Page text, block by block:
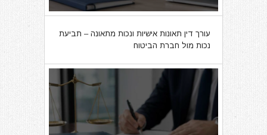
עורך דין תאונות אישיות ונכות מתאונה – תביעת
נכות מול חברת הביטוח